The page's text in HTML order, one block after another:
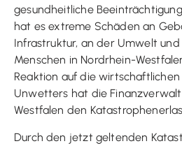
gesundheitliche
hat es extreme Schäden an
Infrastruktur, an der Umwelt
Menschen in Nordrhein-
Reaktion auf die wirtschaftlichen
Unwetters hat die
Westfalen den
Durch den jetzt geltenden